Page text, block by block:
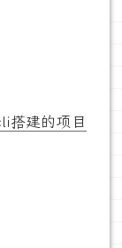
搭建的项目